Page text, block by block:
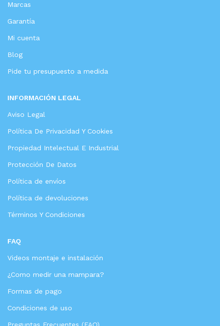
Marcas
Garantía
Mi cuenta
Blog
Pide tu presupuesto a medida
INFORMACIÓN LEGAL
Aviso Legal
Política De Privacidad Y Cookies
Propiedad Intelectual E Industrial
Protección De Datos
Política de envíos
Política de devoluciones
Términos Y Condiciones
FAQ
Videos montaje e instalación
¿Como medir una mampara?
Formas de pago
Condiciones de uso